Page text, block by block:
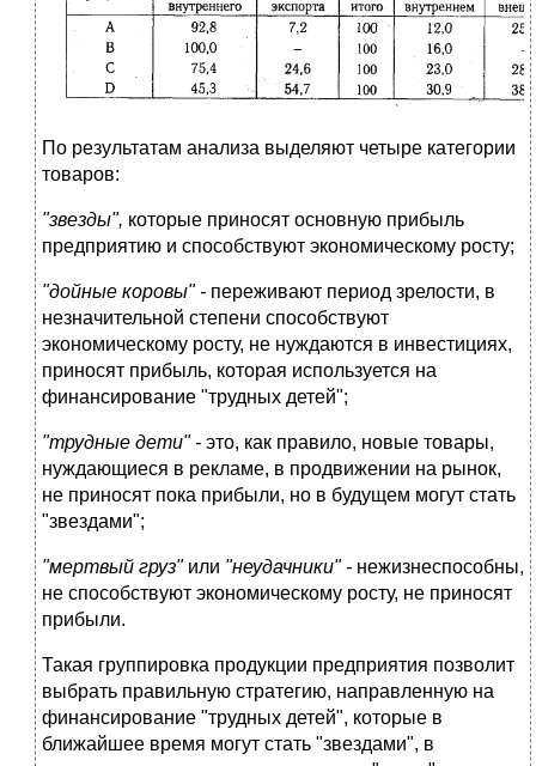
По результатам анализа выделяют четыре категории
товаров:
"звезды", которые приносят основную прибыль
предприятию и способствуют экономическому росту;
"дойные коровы" - переживают период зрелости, в
незначительной степени способствуют
экономическому росту, не нуждаются в инвестициях,
приносят прибыль, которая используется на
финансирование "трудных детей";
"трудные дети" - это, как правило, новые товары,
нуждающиеся в рекламе, в продвижении на рынок,
не приносят пока прибыли, но в будущем могут стать
"звездами";
"мертвый груз"или "неудачники" - нежизнеспособны,
не способствуют экономическому росту, не приносят
прибыли.
Такая группировка продукции предприятия позволит
выбрать правильную стратегию, направленную на
финансирование "трудных детей", которые в
ближайшее время могут стать "звездами", в